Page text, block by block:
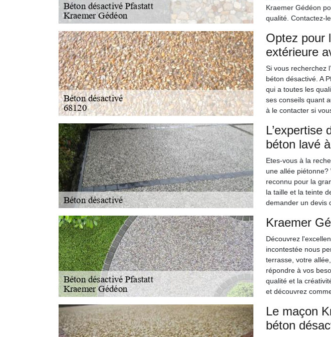
Kraemer Gédéon
qualité. Contactez-
Optez pour
extérieure
Si vous recherchez
béton désactivé. A
qui a toutes les
ses conseils quant
à le contacter si
béton lavé
Etes-vous à la
une allée piétonne?
reconnu pour la
la taille et la teinte
demander un devis
Kraemer
Découvrez
incontestée nous
terrasse, votre
répondre à vos
qualité et la
et découvrez
Le maçon
béton